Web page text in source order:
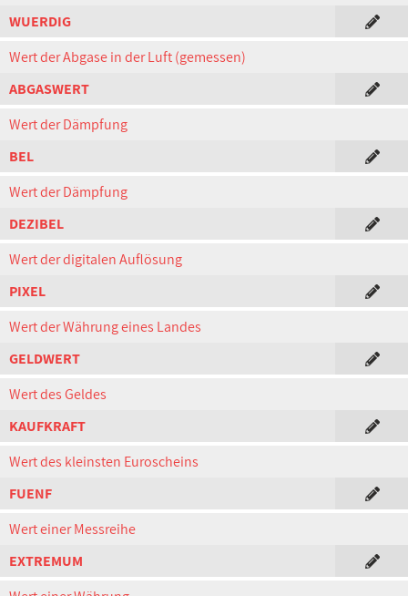
WUERDIG
Wert der Abgase in der Luft (gemessen)
ABGASWERT
Wert der Dämpfung
BEL
Wert der Dämpfung
DEZIBEL
Wert der digitalen Auflösung
PIXEL
Wert der Währung eines Landes
GELDWERT
Wert des Geldes
KAUFKRAFT
Wert des kleinsten Euroscheins
FUENF
Wert einer Messreihe
EXTREMUM